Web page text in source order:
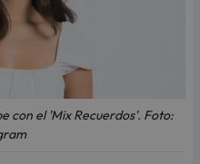
con el 'Mix Recuerdos'. Foto: